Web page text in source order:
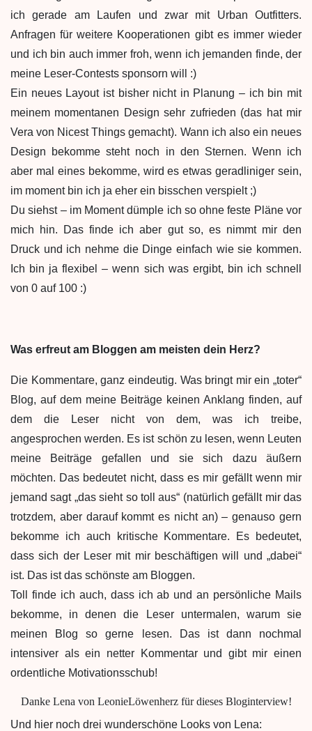
ich gerade am Laufen und zwar mit Urban Outfitters.
Anfragen für weitere Kooperationen gibt es immer wieder
und ich bin auch immer froh, wenn ich jemanden finde, der
meine Leser-Contests sponsorn will :)
Ein neues Layout ist bisher nicht in Planung – ich bin mit
meinem momentanen Design sehr zufrieden (das hat mir
Vera von Nicest Things gemacht). Wann ich also ein neues
Design bekomme steht noch in den Sternen. Wenn ich
aber mal eines bekomme, wird es etwas geradliniger sein,
im moment bin ich ja eher ein bisschen verspielt ;)
Du siehst – im Moment dümple ich so ohne feste Pläne vor
mich hin. Das finde ich aber gut so, es nimmt mir den
Druck und ich nehme die Dinge einfach wie sie kommen.
Ich bin ja flexibel – wenn sich was ergibt, bin ich schnell
von 0 auf 100 :)
Was erfreut am Bloggen am meisten dein Herz?
Die Kommentare, ganz eindeutig. Was bringt mir ein „toter“
Blog, auf dem meine Beiträge keinen Anklang finden, auf
dem die Leser nicht von dem, was ich treibe,
angesprochen werden. Es ist schön zu lesen, wenn Leuten
meine Beiträge gefallen und sie sich dazu äußern
möchten. Das bedeutet nicht, dass es mir gefällt wenn mir
jemand sagt „das sieht so toll aus“ (natürlich gefällt mir das
trotzdem, aber darauf kommt es nicht an) – genauso gern
bekomme ich auch kritische Kommentare. Es bedeutet,
dass sich der Leser mit mir beschäftigen will und „dabei“
ist. Das ist das schönste am Bloggen.
Toll finde ich auch, dass ich ab und an persönliche Mails
bekomme, in denen die Leser untermalen, warum sie
meinen Blog so gerne lesen. Das ist dann nochmal
intensiver als ein netter Kommentar und gibt mir einen
ordentliche Motivationsschub!
Danke Lena von LeonieLöwenherz für dieses Bloginterview!
Und hier noch drei wunderschöne Looks von Lena: